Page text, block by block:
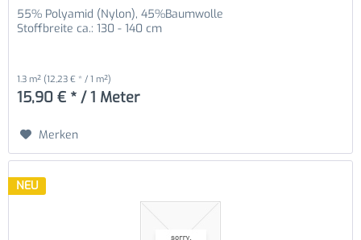
55% Polyamid (Nylon), 45%Baumwolle
Stoffbreite ca.: 130 - 140 cm
1.3 m² (12,23 € * / 1 m²)
15,90 € * / 1 Meter
Merken
NEU